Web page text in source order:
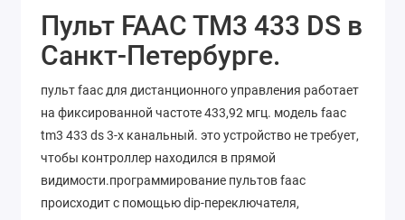
Пульт FAAC TM3 433 DS в
Санкт-Петербурге.
пульт faac для дистанционного управления работает
на фиксированной частоте 433,92 мгц. модель faac
tm3 433 ds 3-х канальный. это устройство не требует,
чтобы контроллер находился в прямой
видимости.программирование пультов faac
происходит с помощью dip-переключателя,